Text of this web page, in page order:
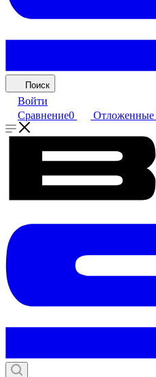
Поиск
Войти
Сравнение0 Отложенные